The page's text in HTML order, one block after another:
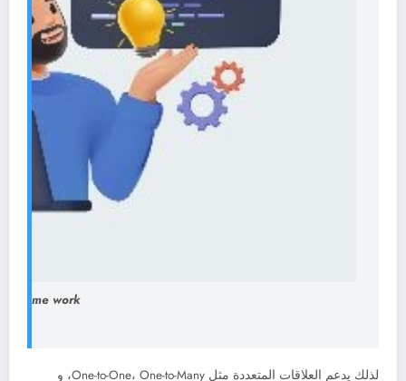
frame work
لذلك يدعم العلاقات المتعددة مثل One-to-One، One-to-Many، و